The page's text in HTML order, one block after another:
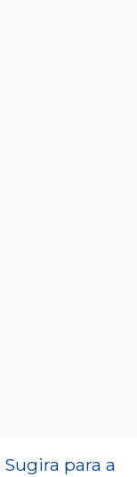
Sugira para a